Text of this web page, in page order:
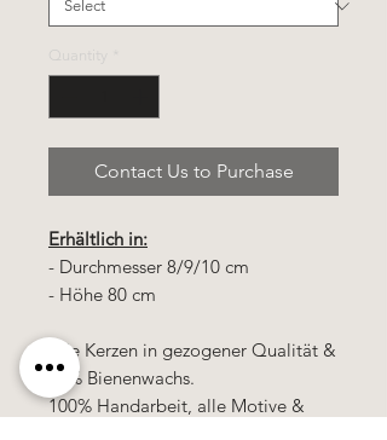
Quantity
Contact Us to Purchase
Erhältlich in:
- Durchmesser 8/9/10 cm
- Höhe 80 cm
Alle Kerzen in gezogener Qualität &
10% Bienenwachs.
100% Handarbeit, alle Motive &